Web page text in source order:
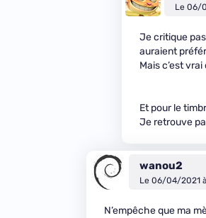
Le 06/
Je critique
auraient
Mais c’est
Et pour le
Je retrouve
wanou2
Le 06/04/2021
N’empêche que ma